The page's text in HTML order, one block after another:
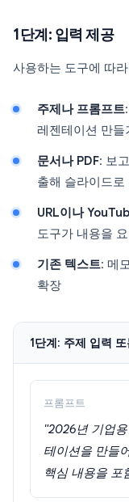
1단계: 입력 제공
사용하는 도구에 따
주제나 프롬프트
레젠테이션 만들
문서나 PDF: 보
출해 슬라이드로
URL이나
도구가 내용을
기존 텍스트: 메
확장
1단계: 주제 입력
프롬프트
"2026년 기업
테이션을 만들
핵심 내용을 포